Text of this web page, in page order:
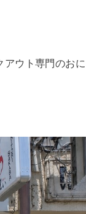
アウト専門のおに